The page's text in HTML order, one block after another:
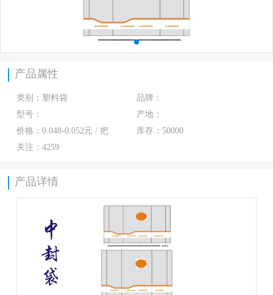
产品属性
类别： 塑料袋
品牌：
型号：
产地：
价格： 0.048-0.052元 / 把 库存： 50000
关注： 4259
产品详情